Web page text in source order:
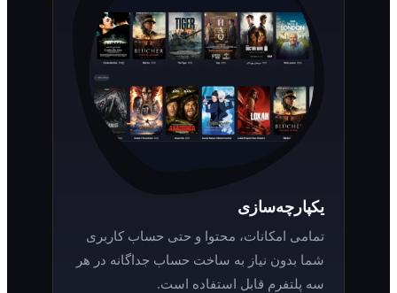
یکپارچه‌سازی
تمامی امکانات، محتوا و حتی حساب کاربری
شما بدون نیاز به ساخت حساب جداگانه در هر
سه پلتفرم قابل استفاده است.